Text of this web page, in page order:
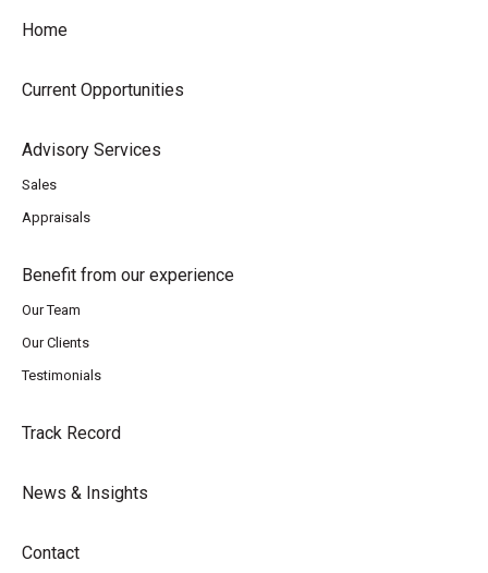
Home
Current Opportunities
Advisory Services
Sales
Appraisals
Benefit from our experience
Our Team
Our Clients
Testimonials
Track Record
News & Insights
Contact